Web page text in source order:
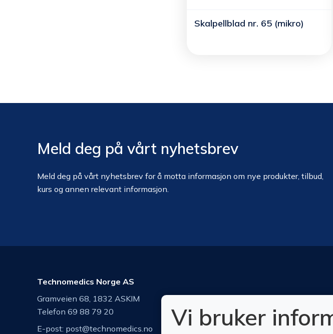
Skalpellblad nr. 65 (mikro)
Meld deg på vårt nyhetsbrev
Meld deg på vårt nyhetsbrev for å motta informasjon om nye produkter, tilbud,
kurs og annen relevant informasjon.
Technomedics Norge AS
Gramveien 68, 1832 ASKIM
Telefon 69 88 79 20
E-post: post@technomedics.no Vi bruker